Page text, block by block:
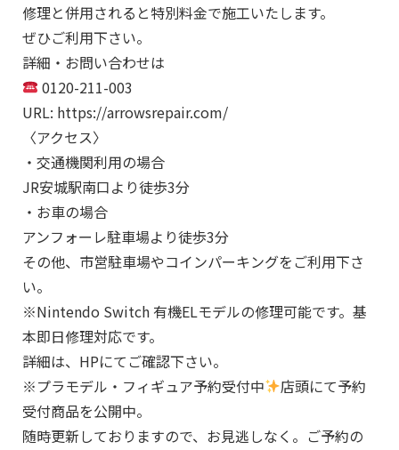
修理と併用されると特別料金で施工いたします。
ぜひご利用下さい。
詳細・お問い合わせは
0120-211-003
URL: https://arrowsrepair.com/
〈アクセス〉
・交通機関利用の場合
JR安城駅南口より徒歩3分
・お車の場合
アンフォーレ駐車場より徒歩3分
その他、市営駐車場やコインパーキングをご利用下さ
い。
※Nintendo Switch 有機ELモデルの修理可能です。基
本即日修理対応です。
詳細は、HPにてご確認下さい。
※プラモデル・フィギュア予約受付中
店頭にて予約
受付商品を公開中。
随時更新しておりますので、お見逃しなく。ご予約の